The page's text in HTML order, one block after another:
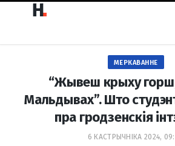
МЕРКАВАННЕ
“Жывеш крыху
Мальдывах”. Што
пра гродзенскія
6 КАСТРЫЧНІКА 2024,